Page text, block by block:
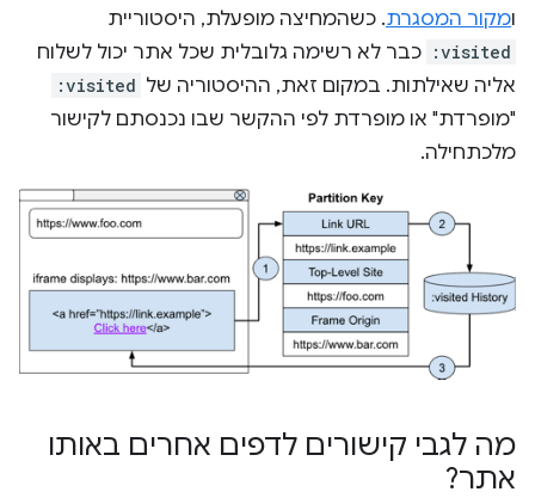
ומקור המסגרת. כשהמחיצה מופעלת, היסטוריית
:visited כבר לא רשימה גלובלית שכל אתר יכול לשלוח
אליה שאילתות. במקום זאת, ההיסטוריה של :visited
"מופרדת" או מופרדת לפי ההקשר שבו נכנסתם לקישור
מלכתחילה.
מה לגבי קישורים לדפים אחרים באותו
אתר?